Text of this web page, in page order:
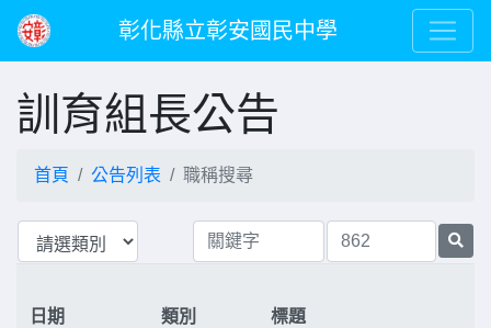
彰化縣立彰安國民中學
訓育組長公告
首頁 公告列表 職稱搜尋
日期 類別 標題